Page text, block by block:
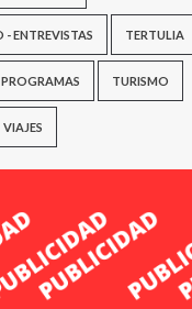
- ENTREVISTAS TERTULIA
TURISMO
VIAJES